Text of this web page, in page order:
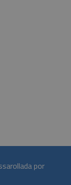
por